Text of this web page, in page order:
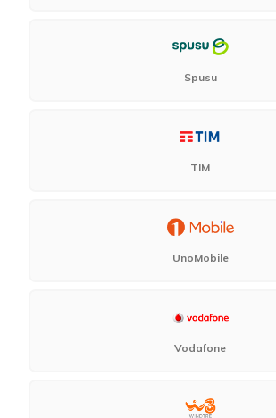
Spusu
TIM
UnoMobile
Vodafone